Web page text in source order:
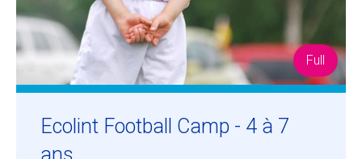
Full
Ecolint Football Camp - 4 à 7
ans